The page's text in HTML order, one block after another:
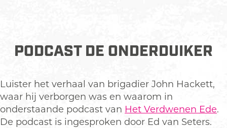
PODCAST DE ONDERDUIKER
Luister het verhaal van brigadier John Hackett,
waar hij verborgen was en waarom in
onderstaande podcast van Het Verdwenen Ede.
De podcast is ingesproken door Ed van Seters.